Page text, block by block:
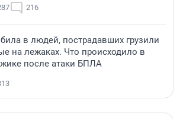
216
била в людей, пострадавших грузили
на лежаках. Что происходило в
после атаки БПЛА